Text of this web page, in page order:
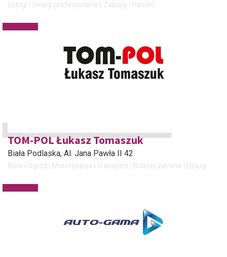
Usługi Usługi profesjonalne Zakupy i Handel
TOM-POL Łukasz Tomaszuk
Biała Podlaska, Al. Jana Pawła II 42
Dom i Ogród Motoryzacja i Transport Roboty ziemne Usługi